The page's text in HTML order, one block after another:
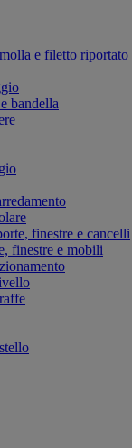
e filetto riportato
bandella
finestre e cancelli
finestre e mobili